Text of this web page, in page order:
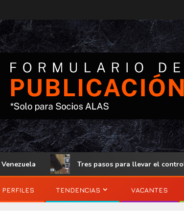
Tres pasos para llevar el control de
PERFILES TENDENCIAS VACANTES